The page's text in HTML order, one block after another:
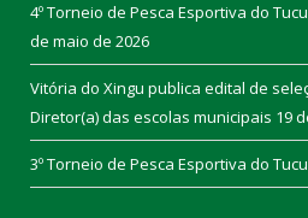
4º Torneio de Pesca Esportiva do
de maio de 2026
Vitória do Xingu publica edital de
Diretor(a) das escolas municipais 19
3º Torneio de Pesca Esportiva do